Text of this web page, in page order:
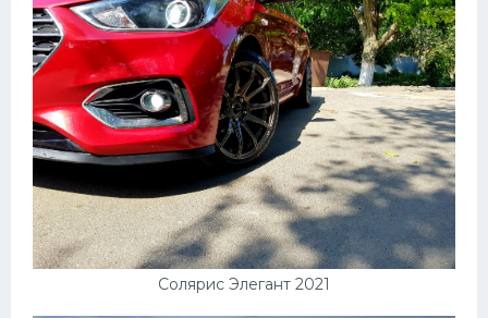
Солярис Элегант 2021
Рено
Прогулочные суда
Хендай
Лимузины
Камаз
Автобусы
Хонда